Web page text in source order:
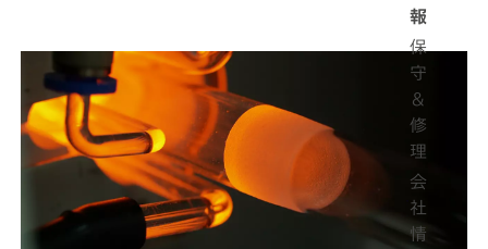
報
保
守
＆
修
理
会
社
情